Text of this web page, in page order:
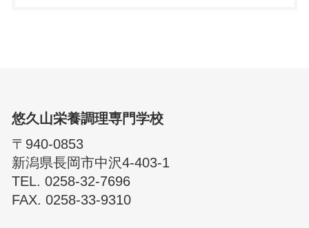
悠久山栄養調理専門学校
〒940-0853
新潟県長岡市中沢4-403-1
TEL. 0258-32-7696
FAX. 0258-33-9310